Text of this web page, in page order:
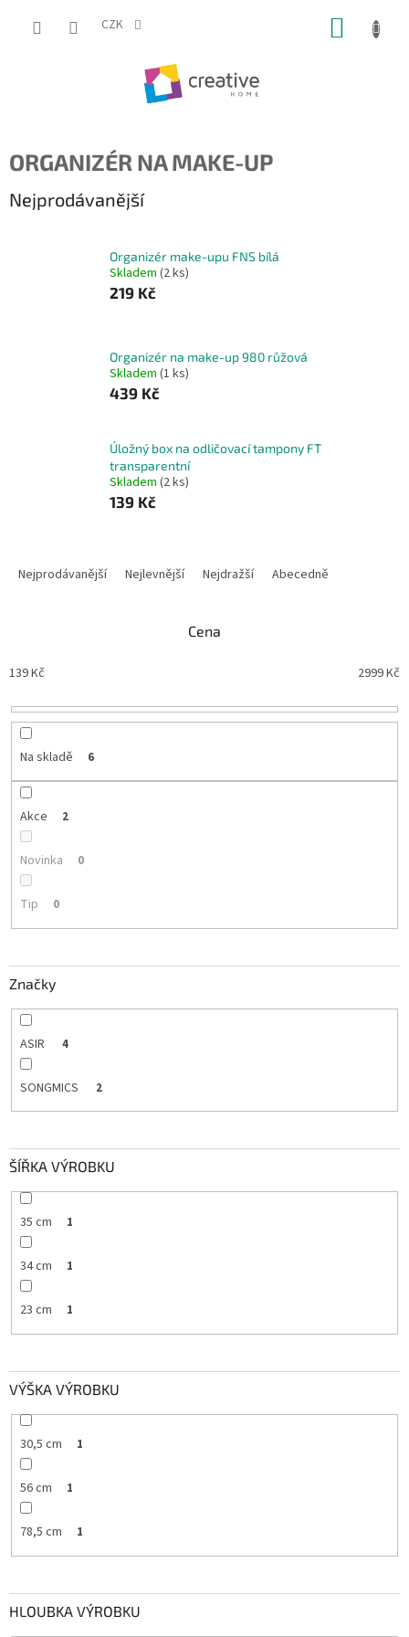
CZK
ORGANIZÉR NA MAKE-UP
Nejprodávanější
Organizér make-upu FNS bílá
Skladem (2 ks)
219 Kč
Organizér na make-up 980 růžová
Skladem (1 ks)
439 Kč
Úložný box na odličovací tampony FT
transparentní
Skladem (2 ks)
139 Kč
p
o
Nejprodávanější Nejlevnější Nejdražší Abecedně
Cena
139Kč 2999Kč
Na skladě 6
Akce 2
Novinka 0
Tip 0
Značky
ASIR 4
SONGMICS 2
ŠÍŘKA VÝROBKU
35 cm 1
34 cm 1
23 cm 1
VÝŠKA VÝROBKU
30,5 cm 1
56 cm 1
78,5 cm 1
HLOUBKA VÝROBKU